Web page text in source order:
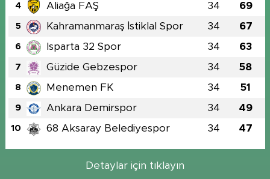
4 Aliağa FAŞ 34 69
5 Kahramanmaraş İstiklal Spor 34 67
6 Isparta 32 Spor 34 63
7 Güzide Gebzespor 34 58
8 Menemen FK 34 51
9 Ankara Demirspor 34 49
10 68 Aksaray Belediyespor 34 47
Detaylar için tıklayın